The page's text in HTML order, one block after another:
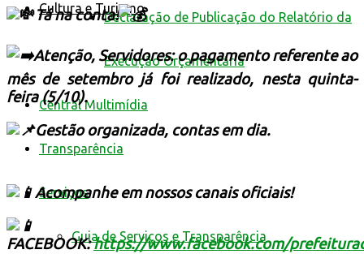
Cultura e Turismo
Declaração de Publicação do Relatório da
Execução Orçamentária
Central Multimídia
Transparência
Serviços
Guia de Serviços e Transparência
Tá na conta!
Atenção, Servidores: o pagamento referente ao
mês de setembro já foi realizado, nesta quinta-
feira (5/10).
Gestão organizada, contas em dia.
Acompanhe em nossos canais oficiais!
FACEBOOK:https://www.facebook.com/